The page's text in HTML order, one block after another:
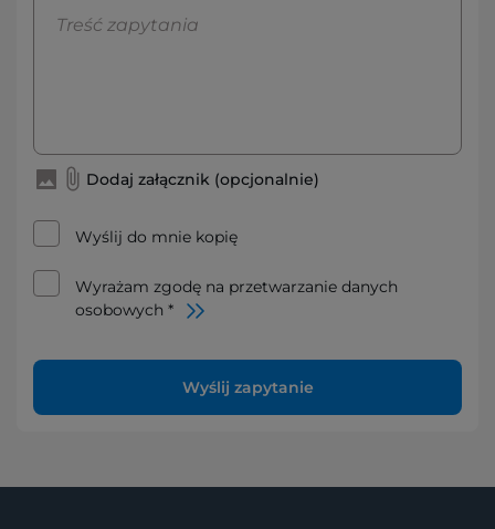
Dodaj załącznik (opcjonalnie)
Wyślij do mnie kopię
Wyrażam zgodę na przetwarzanie danych
osobowych *
Wyślij zapytanie